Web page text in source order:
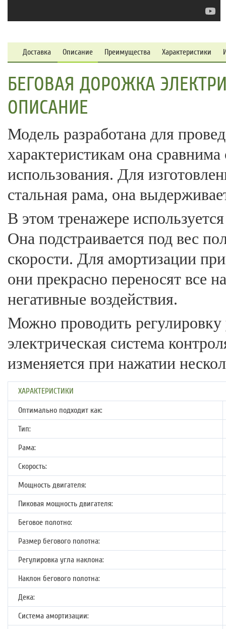
Доставка Описание Преимущества Характеристики
БЕГОВАЯ ДОРОЖКА
ОПИСАНИЕ
Модель разработана для
характеристикам она
использования. Для
стальная рама, она
В этом тренажере
Она подстраивается под вес
скорости. Для амортизации
они прекрасно переносят все
негативные воздействия.
Можно проводить регулировку
электрическая система
изменяется при нажатии
ХАРАКТЕРИСТИКИ
Оптимально подходит как:
Тип:
Рама:
Скорость:
Мощность двигателя:
Пиковая мощность двигателя:
Беговое полотно:
Размер бегового полотна:
Регулировка угла наклона:
Наклон бегового полотна:
Дека:
Система амортизации: